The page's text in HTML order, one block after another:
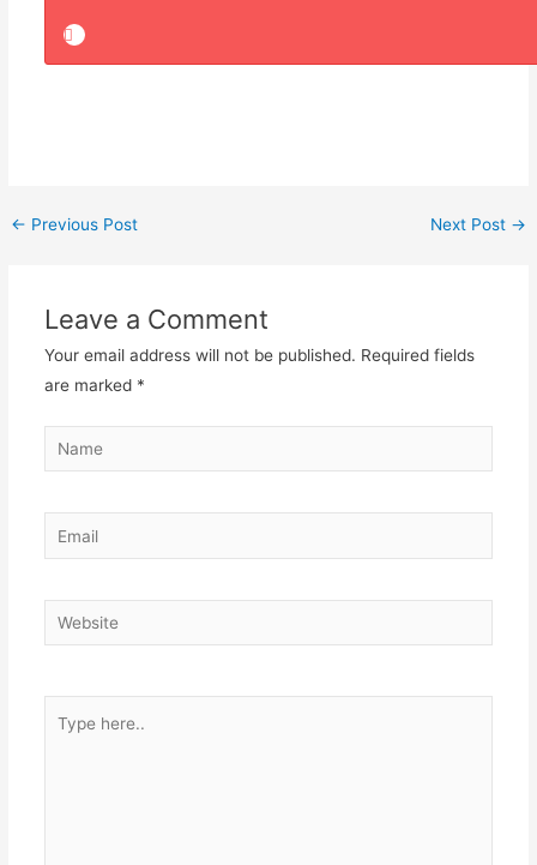
← Previous Post Next Post →
Leave a Comment
Your email address will not be published. Required fields
are marked *
Name
Email
Website
here..